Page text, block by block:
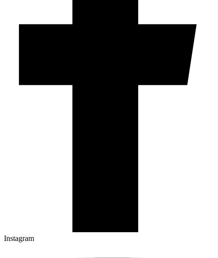
Instagram